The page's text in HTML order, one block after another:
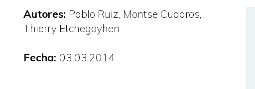
Autores: Pablo Ruiz, Montse Cuadros,
Thierry Etchegoyhen
Fecha: 03.03.2014